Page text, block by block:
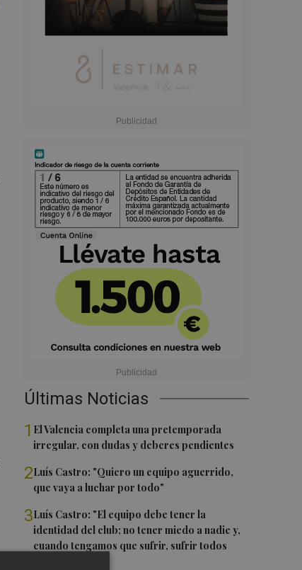
Últimas Noticias
1 El Valencia completa una pretemporada
irregular, con dudas y deberes pendientes
2Luís Castro: "Quiero un equipo aguerrido,
que vaya a luchar por todo"
3Luís Castro: "El equipo debe tener la
identidad del club; no tener miedo a nadie y,
cuando tengamos que sufrir, sufrir todos